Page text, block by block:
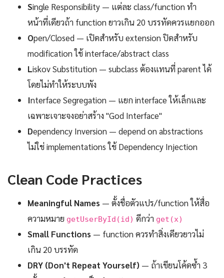
Single Responsibility — แต่ละ class/function ทำ
หน้าที่เดียวถ้า function ยาวเกิน 20 บรรทัดควรแยกออก
Open/Closed — เปิดสำหรับ extension ปิดสำหรับ
modification ใช้ interface/abstract class
Liskov Substitution — subclass ต้องแทนที่ parent ได้
โดยไม่ทำให้ระบบพัง
Interface Segregation — แยก interface ให้เล็กและ
เฉพาะเจาะจงอย่าสร้าง "God Interface"
Dependency Inversion — depend on abstractions
ไม่ใช่ implementations ใช้ Dependency Injection
Clean Code Practices
Meaningful Names — ตั้งชื่อตัวแปร/function ให้สื่อ
ความหมาย getUserById(id) ดีกว่า get(x)
Small Functions — function ควรทำสิ่งเดียวยาวไม่
เกิน 20 บรรทัด
DRY (Don't Repeat Yourself) — ถ้าเขียนโค้ดซ้ำ 3